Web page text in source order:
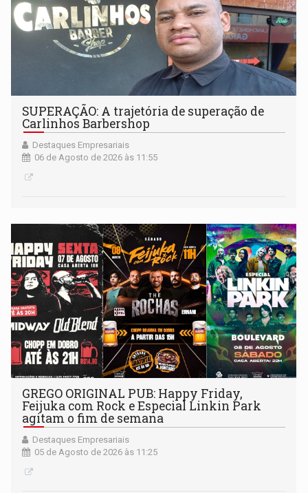
SUPERAÇÃO: A trajetória de superação de
Carlinhos Barbershop
Destaques Empresariais
06 de Agosto de 2026 às 11:55
GREGO ORIGINAL PUB: Happy Friday,
Feijuka com Rock e Especial Linkin Park
agitam o fim de semana
Destaques Empresariais
05 de Agosto de 2026 às 11:25